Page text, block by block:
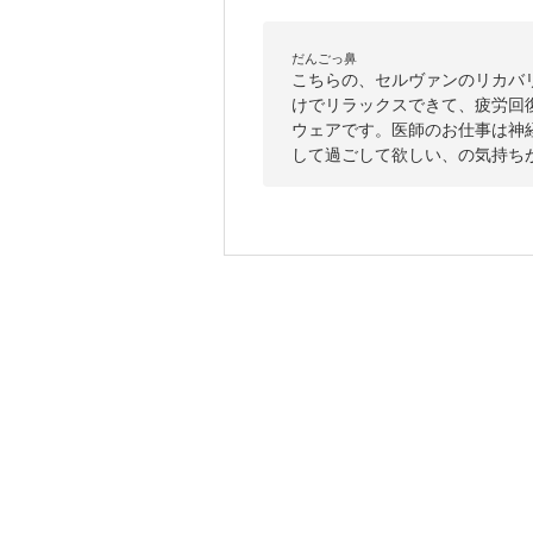
だんごっ鼻
こちらの、セルヴァンのリカ
けでリラックスできて、疲労
ウェアです。医師のお仕事は
して過ごして欲しい、の気持